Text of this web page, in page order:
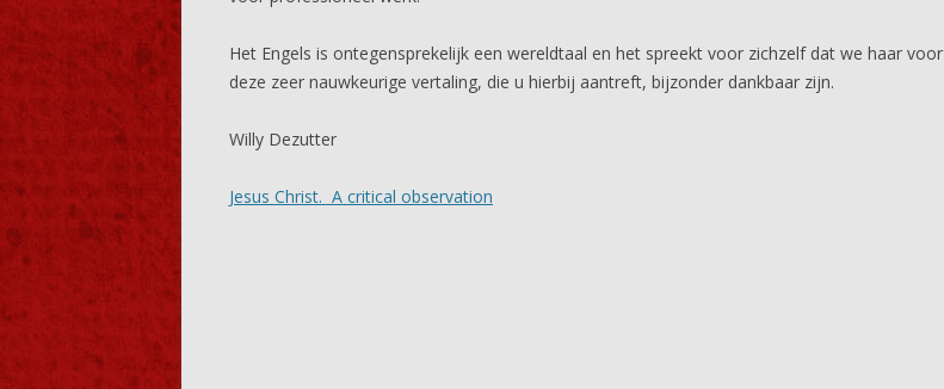
Het Engels is ontegensprekelijk een wereldtaal en het spreekt voor zichzelf dat we haar voor
deze zeer nauwkeurige vertaling, die u hierbij aantreft, bijzonder dankbaar zijn.
Willy Dezutter
Jesus Christ. A critical observation